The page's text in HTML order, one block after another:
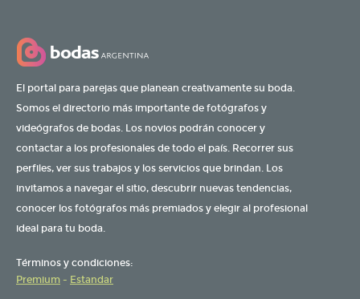
El portal para parejas que planean creativamente su boda.
Somos el directorio más importante de fotógrafos y
videógrafos de bodas. Los novios podrán conocer y
contactar a los profesionales de todo el país. Recorrer sus
perfiles, ver sus trabajos y los servicios que brindan. Los
invitamos a navegar el sitio, descubrir nuevas tendencias,
conocer los fotógrafos más premiados y elegir al profesional
ideal para tu boda.
Términos y condiciones:
Premium - Estandar